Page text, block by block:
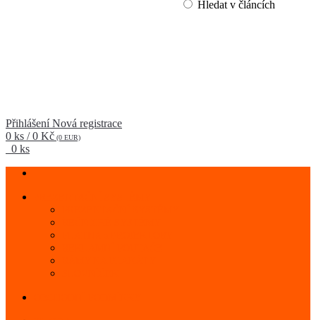
Hledat v článcích
PřihlášeníNová registrace
0 ks / 0 Kč (0 EUR)
0 ks